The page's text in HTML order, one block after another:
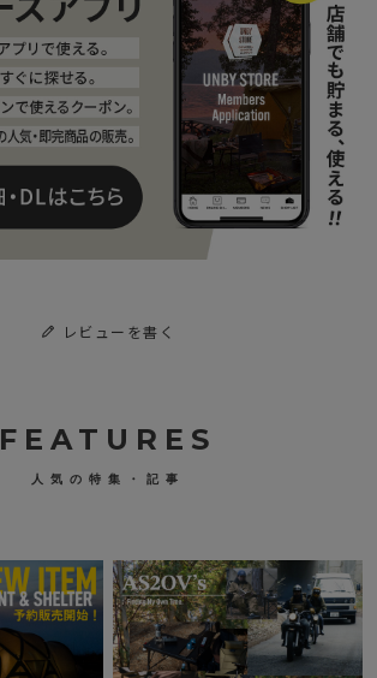
レビューを書く
FEATURES
人気の特集・記事